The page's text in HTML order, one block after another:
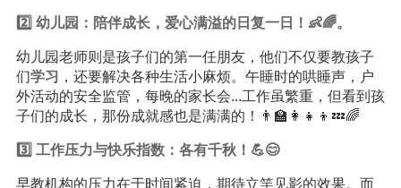
2️⃣ 幼儿园：陪伴成长，爱心满溢的日复一日！👶🌈。
幼儿园老师则是孩子们的第一任朋友，他们不仅要教孩子
们学习 ，还要解决各种生活小麻烦。午睡时的哄睡声，户
外活动的安全监管，每晚的家长会...工作虽繁重，但看到孩
子们的成长，那份成就感也是满满的！👨‍🏫👩‍👧‍👦💤🌈
3️⃣ 工作压力与快乐指数：各有千秋！💪😊
早教机构的压力在于时间紧迫，期待立竿见影的效果。而